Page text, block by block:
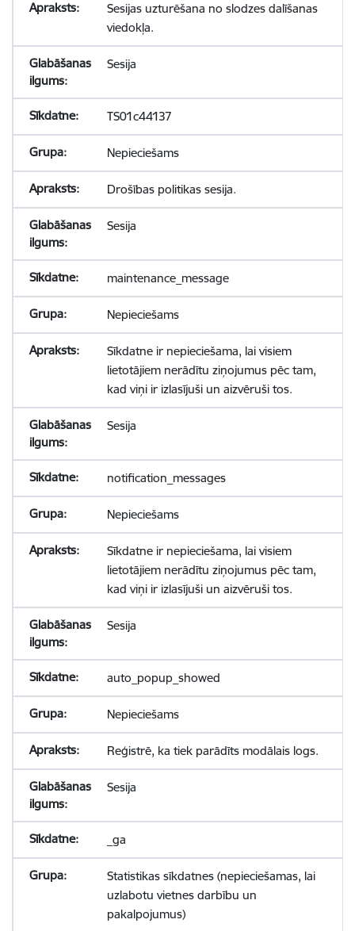
Sesijas uzturēšana no slodzes dalīšanas
viedokļa.
Sesija
TS01c44137
Nepieciešams
Drošības politikas sesija.
Sesija
maintenance_message
Nepieciešams
Sīkdatne ir nepieciešama, lai visiem
lietotājiem nerādītu ziņojumus pēc tam,
kad viņi ir izlasījuši un aizvēruši tos.
Sesija
notification_messages
Nepieciešams
Sīkdatne ir nepieciešama, lai visiem
lietotājiem nerādītu ziņojumus pēc tam,
kad viņi ir izlasījuši un aizvēruši tos.
Sesija
auto_popup_showed
Nepieciešams
Reģistrē, ka tiek parādīts modālais logs.
Sesija
_ga
Statistikas sīkdatnes (nepieciešamas, lai
uzlabotu vietnes darbību un
pakalpojumus)